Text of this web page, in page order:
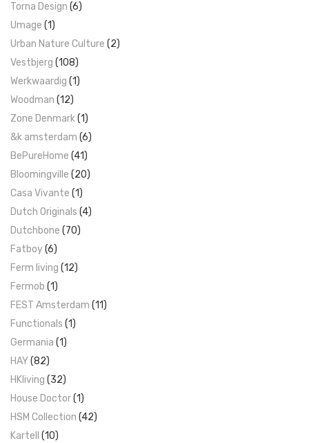
Torna Design (6)
Umage (1)
Urban Nature Culture (2)
Vestbjerg (108)
Werkwaardig (1)
Woodman (12)
Zone Denmark(1)
&k amsterdam (6)
BePureHome (41)
Bloomingville (20)
Casa Vivante (1)
Dutch Originals (4)
Dutchbone (70)
Fatboy(6)
Ferm living (12)
Fermob (1)
FEST Amsterdam (11)
Functionals (1)
Germania (1)
HAY(82)
HKliving (32)
House Doctor(1)
HSM Collection (42)
Kartell (10)